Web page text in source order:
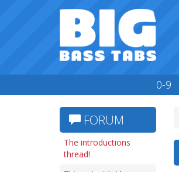
0-9
FORUM
The introductions
thread!